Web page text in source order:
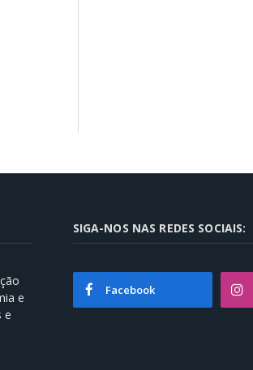
e
e
SIGA-NOS NAS REDES SOCIAIS:
Facebook